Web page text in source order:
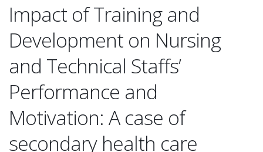
Impact of Training and
Development on Nursing
and Technical Staffs’
Performance and
Motivation: A case of
secondary health care